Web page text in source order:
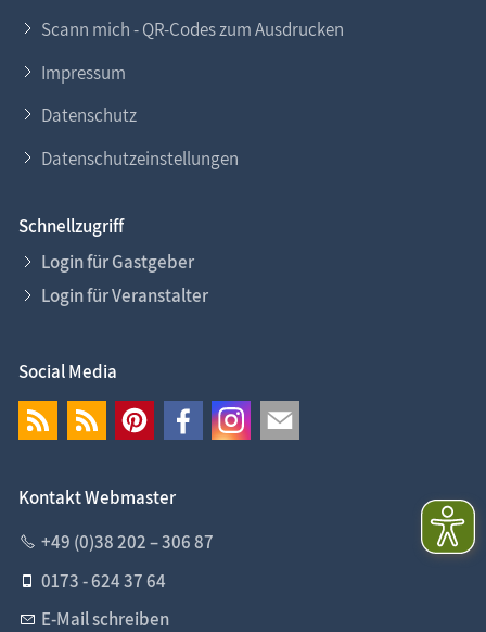
Scann mich - QR-Codes zum Ausdrucken
Impressum
Datenschutz
Datenschutzeinstellungen
Schnellzugriff
Login für Gastgeber
Login für Veranstalter
Social Media
Kontakt Webmaster
+49 (0)38 202 – 306 87
0173 - 624 37 64
E-Mail schreiben